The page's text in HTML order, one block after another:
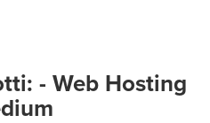
- Web Hosting